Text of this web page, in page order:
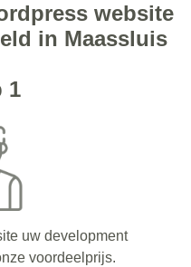
website
in Maassluis
1
uw development
voordeelprijs.